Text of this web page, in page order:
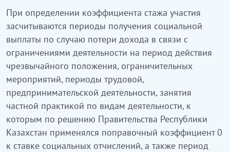
При определении коэффициента стажа участия
засчитываются периоды получения социальной
выплаты по случаю потери дохода в связи с
ограничениями деятельности на период действия
чрезвычайного положения, ограничительных
мероприятий, периоды трудовой,
предпринимательской деятельности, занятия
частной практикой по видам деятельности, к
которым по решению Правительства Республики
Казахстан применялся поправочный коэффициент 0
к ставке социальных отчислений, а также период